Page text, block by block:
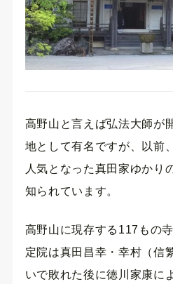
高野山と言えば弘法大師が
地として有名ですが、以前
人気となった真田家ゆかり
知られています。
高野山に現存する117もの
定院は真田昌幸・幸村（信
いで敗れた後に徳川家康に